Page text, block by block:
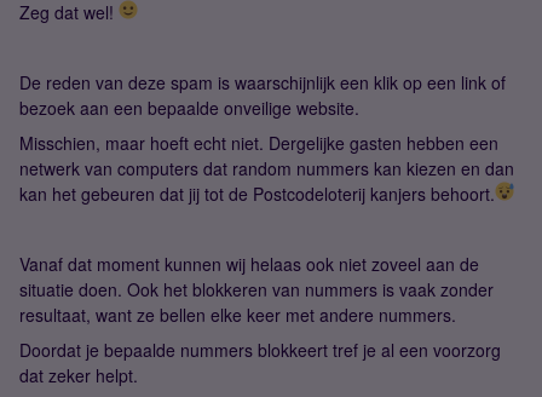
Zeg dat wel!
De reden van deze spam is waarschijnlijk een klik op een link of
bezoek aan een bepaalde onveilige website.
Misschien, maar hoeft echt niet. Dergelijke gasten hebben een
netwerk van computers dat random nummers kan kiezen en dan
kan het gebeuren dat jij tot de Postcodeloterij kanjers behoort.
Vanaf dat moment kunnen wij helaas ook niet zoveel aan de
situatie doen. Ook het blokkeren van nummers is vaak zonder
resultaat, want ze bellen elke keer met andere nummers.
Doordat je bepaalde nummers blokkeert tref je al een voorzorg
dat zeker helpt.